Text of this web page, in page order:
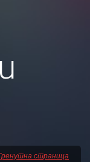
страница